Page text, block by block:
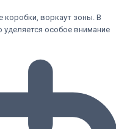
воркаут зоны. В
уделяется особое внимание